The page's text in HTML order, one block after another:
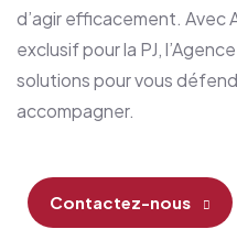
d’agir efficacement. Avec
exclusif pour la PJ,
solutions pour vous
accompagner.
Contactez-nous